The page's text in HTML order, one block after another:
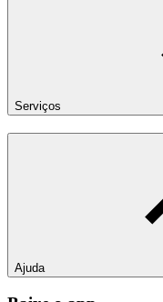
Serviços
Ajuda